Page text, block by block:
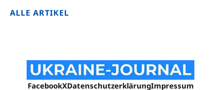
und einer außerordentlichen Sitzung des
ALLE ARTIKEL
FacebookXDatenschutzerklärungImpressum